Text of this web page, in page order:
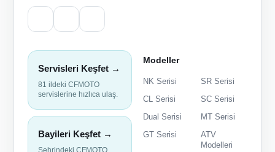
Servisleri Keşfet →
81 ildeki CFMOTO
servislerine hızlıca ulaş.
Bayileri Keşfet →
Modeller
NK Serisi
SR Serisi
CL Serisi
SC Serisi
Dual Serisi
MT Serisi
GT Serisi
ATV
Modelleri